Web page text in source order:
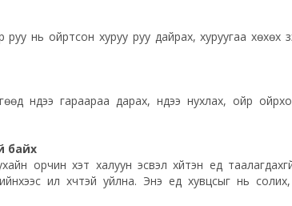
руу нь ойртсон хуруу руу дайрах, хуруугаа хөхөх
нүдээ гараараа дарах, нүдээ нухлах, ойр
байх
орчин хэт халуун эсвэл хүйтэн үед
илүү хүчтэй уйлна. Энэ үед хувцсыг нь